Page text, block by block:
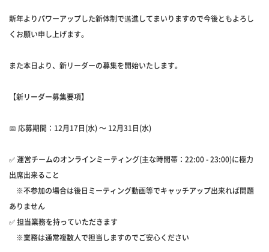
新年よりパワーアップした新体制で邁進してまいりますので今後ともよろし
くお願い申し上げます。
また本日より、新リーダーの募集を開始いたします。
【新リーダー募集要項】
📅 応募期間：12月17日(水) ～ 12月31日(水)
✅ 運営チームのオンラインミーティング(主な時間帯：22:00 - 23:00)に極力
出席出来ること
※不参加の場合は後日ミーティング動画等でキャッチアップ出来れば問題
ありません
✅ 担当業務を持っていただきます
※業務は通常複数人で担当しますのでご安心ください